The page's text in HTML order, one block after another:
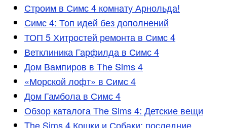
Строим в Симс 4 комнату Арнольда!
Симс 4: Топ идей без дополнений
ТОП 5 Хитростей ремонта в Симс 4
Ветклиника Гарфилда в Симс 4
Дом Вампиров в The Sims 4
«Морской лофт» в Симс 4
Дом Гамбола в Симс 4
Обзор каталога The Sims 4: Детские вещи
The Sims 4 Кошки и Собаки: последние